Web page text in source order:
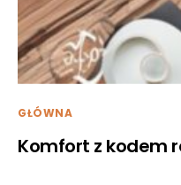
GŁÓWNA
Komfort z kodem